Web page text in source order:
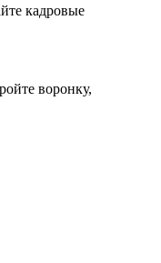
кадровые
воронку,